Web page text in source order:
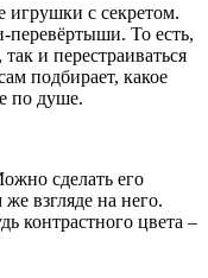
игрушки с секретом.
перевёртыши. То есть,
и перестраиваться
подбирает, какое
по душе.
сделать его
взгляде на него.
контрастного цвета –